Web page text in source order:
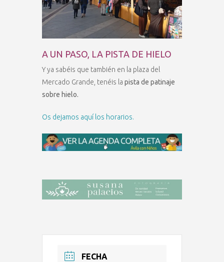
A UN PASO, LA PISTA DE HIELO
Y ya sabéis que también en la plaza del
Mercado Grande, tenéis la pista de patinaje
sobre hielo.
Os dejamos aquí los horarios.
FECHA